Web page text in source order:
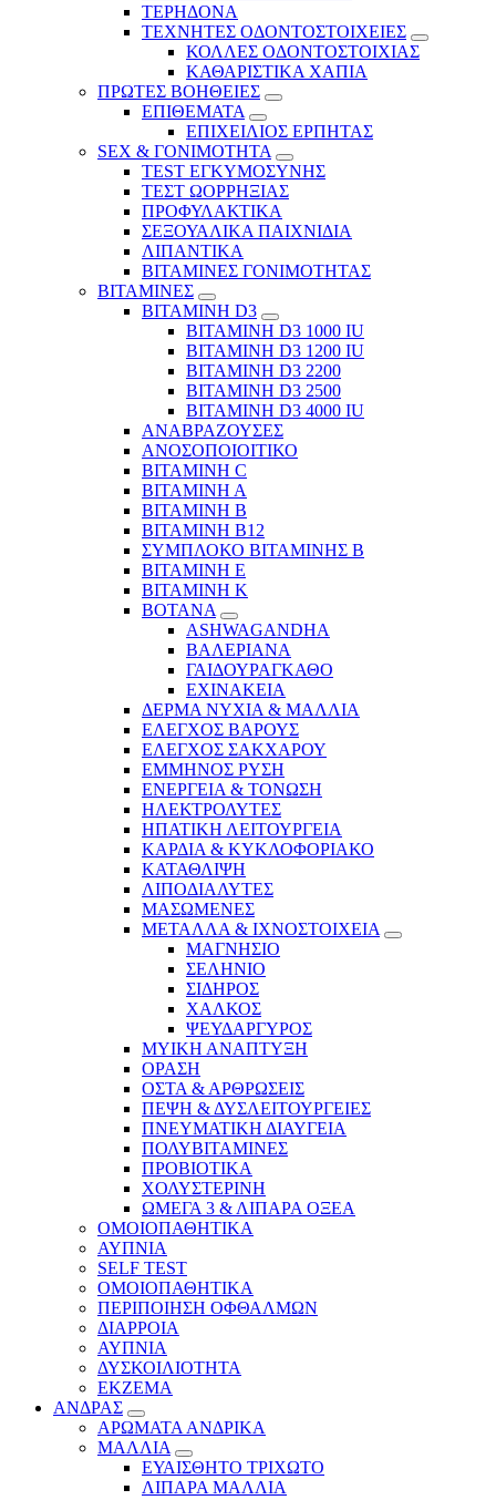
ΤΕΡΗΔΟΝΑ
ΤΕΧΝΗΤΕΣ ΟΔΟΝΤΟΣΤΟΙΧΕΙΕΣ
ΚΟΛΛΕΣ ΟΔΟΝΤΟΣΤΟΙΧΙΑΣ
ΚΑΘΑΡΙΣΤΙΚΑ ΧΑΠΙΑ
ΠΡΩΤΕΣ ΒΟΗΘΕΙΕΣ
ΕΠΙΘΕΜΑΤΑ
ΕΠΙΧΕΙΛΙΟΣ ΕΡΠΗΤΑΣ
SEX & ΓΟΝΙΜΟΤΗΤΑ
TEST ΕΓΚΥΜΟΣΥΝΗΣ
ΤΕΣΤ ΩΟΡΡΗΞΙΑΣ
ΠΡΟΦΥΛΑΚΤΙΚΑ
ΣΕΞΟΥΑΛΙΚΑ ΠΑΙΧΝΙΔΙΑ
ΛΙΠΑΝΤΙΚΑ
ΒΙΤΑΜΙΝΕΣ ΓΟΝΙΜΟΤΗΤΑΣ
ΒΙΤΑΜΙΝΕΣ
ΒΙΤΑΜΙΝΗ D3
ΒΙΤΑΜΙΝΗ D3 1000 IU
ΒΙΤΑΜΙΝΗ D3 1200 IU
ΒΙΤΑΜΙΝΗ D3 2200
ΒΙΤΑΜΙΝΗ D3 2500
BITAMINH D3 4000 IU
ΑΝΑΒΡΑΖΟΥΣΕΣ
ΑΝΟΣΟΠΟΙΟΙΤΙΚΟ
ΒΙΤΑΜΙΝΗ C
ΒΙΤΑΜΙΝΗ Α
ΒΙΤΑΜΙΝΗ Β
ΒΙΤΑΜΙΝΗ Β12
ΣΥΜΠΛΟΚΟ ΒΙΤΑΜΙΝΗΣ Β
ΒΙΤΑΜΙΝΗ Ε
ΒΙΤΑΜΙΝΗ Κ
ΒΟΤΑΝΑ
ASHWAGANDHA
ΒΑΛΕΡΙΑΝΑ
ΓΑΙΔΟΥΡΑΓΚΑΘΟ
ΕΧΙΝΑΚΕΙΑ
ΔΕΡΜΑ ΝΥΧΙΑ & ΜΑΛΛΙΑ
ΕΛΕΓΧΟΣ ΒΑΡΟΥΣ
ΕΛΕΓΧΟΣ ΣΑΚΧΑΡΟΥ
ΕΜΜΗΝΟΣ ΡΥΣΗ
ΕΝΕΡΓΕΙΑ & ΤΟΝΩΣΗ
ΗΛΕΚΤΡΟΛΥΤΕΣ
ΗΠΑΤΙΚΗ ΛΕΙΤΟΥΡΓΕΙΑ
ΚΑΡΔΙΑ & ΚΥΚΛΟΦΟΡΙΑΚΟ
ΚΑΤΑΘΛΙΨΗ
ΛΙΠΟΔΙΑΛΥΤΕΣ
ΜΑΣΩΜΕΝΕΣ
ΜΕΤΑΛΛΑ & ΙΧΝΟΣΤΟΙΧΕΙΑ
ΜΑΓΝΗΣΙΟ
ΣΕΛΗΝΙΟ
ΣΙΔΗΡΟΣ
ΧΑΛΚΟΣ
ΨΕΥΔΑΡΓΥΡΟΣ
ΜΥΙΚΗ ΑΝΑΠΤΥΞΗ
ΟΡΑΣΗ
ΟΣΤΑ & ΑΡΘΡΩΣΕΙΣ
ΠΕΨΗ & ΔΥΣΛΕΙΤΟΥΡΓΕΙΕΣ
ΠΝΕΥΜΑΤΙΚΗ ΔΙΑΥΓΕΙΑ
ΠΟΛΥΒΙΤΑΜΙΝΕΣ
ΠΡΟΒΙΟΤΙΚΑ
ΧΟΛΥΣΤΕΡΙΝΗ
ΩΜΕΓΑ 3 & ΛΙΠΑΡΑ ΟΞΕΑ
ΟΜΟΙΟΠΑΘΗΤΙΚΑ
ΑΥΠΝΙΑ
SELF TEST
ΟΜΟΙΟΠΑΘΗΤΙΚΑ
ΠΕΡΙΠΟΙΗΣΗ ΟΦΘΑΛΜΩΝ
ΔΙΑΡΡΟΙΑ
ΑΥΠΝΙΑ
ΔΥΣΚΟΙΛΙΟΤΗΤΑ
ΕΚΖΕΜΑ
ΑΝΔΡΑΣ
ΑΡΩΜΑΤΑ ΑΝΔΡΙΚΑ
ΜΑΛΛΙΑ
ΕΥΑΙΣΘΗΤΟ ΤΡΙΧΩΤΟ
ΛΙΠΑΡΑ ΜΑΛΛΙΑ